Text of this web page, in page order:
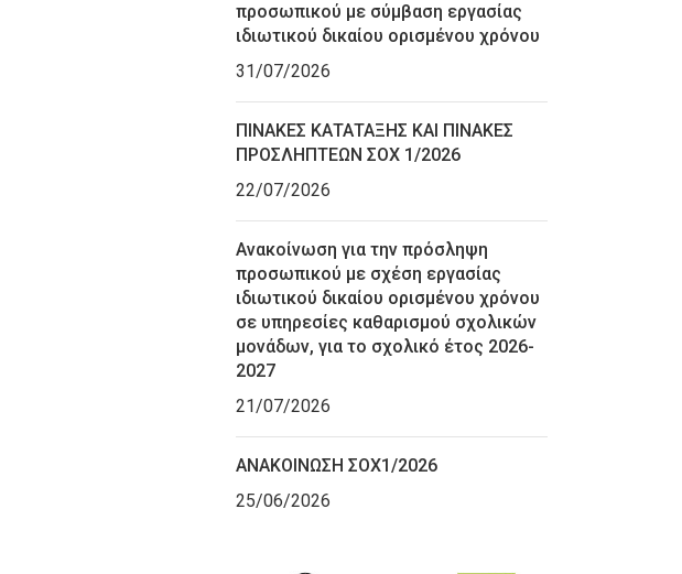
προσωπικού με σύμβαση εργασίας
ιδιωτικού δικαίου ορισμένου χρόνου
31/07/2026
ΠΙΝΑΚΕΣ ΚΑΤΑΤΑΞΗΣ ΚΑΙ ΠΙΝΑΚΕΣ
ΠΡΟΣΛΗΠΤΕΩΝ ΣΟΧ 1/2026
22/07/2026
Ανακοίνωση για την πρόσληψη
προσωπικού με σχέση εργασίας
ιδιωτικού δικαίου ορισμένου χρόνου
σε υπηρεσίες καθαρισμού σχολικών
μονάδων, για το σχολικό έτος 2026-
2027
21/07/2026
ΑΝΑΚΟΙΝΩΣΗ ΣΟΧ1/2026
25/06/2026